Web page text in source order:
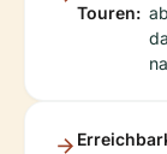
Touren: